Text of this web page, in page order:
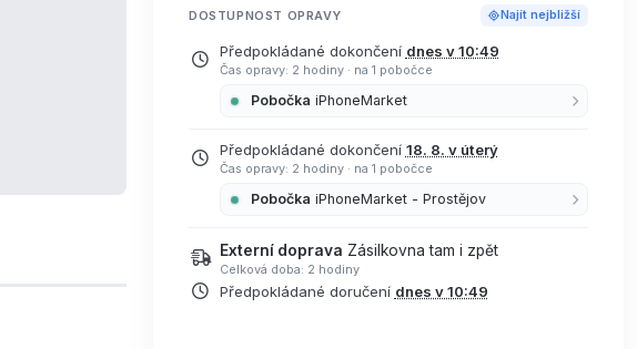
DOSTUPNOST OPRAVY Najít nejbližší
Předpokládané dokončení dnes v 10:49
Čas opravy: 2 hodiny · na 1 pobočce
Pobočka iPhoneMarket
Předpokládané dokončení 18. 8. v úterý
Čas opravy: 2 hodiny · na 1 pobočce
Pobočka iPhoneMarket - Prostějov
Externí doprava Zásilkovna tam i zpět
Celková doba: 2 hodiny
Předpokládané doručení dnes v 10:49